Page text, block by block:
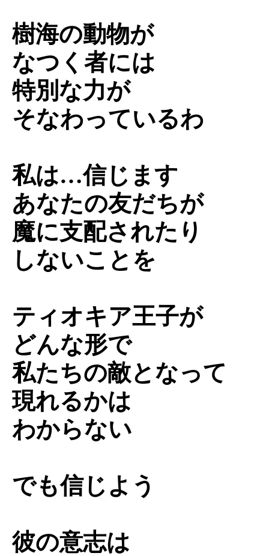
樹海の動物が
なつく者には
特別な力が
そなわっているわ
私は…信じます
あなたの友だちが
魔に支配されたり
しないことを
ティオキア王子が
どんな形で
私たちの敵となって
現れるかは
わからない
でも信じよう
彼の意志は